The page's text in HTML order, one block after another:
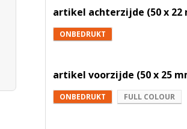
artikel achterzijde (50 x 22
ONBEDRUKT
artikel voorzijde (50 x 25
ONBEDRUKT FULL COLOUR